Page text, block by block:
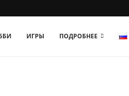
ИГРЫ ПОДРОБНЕЕ